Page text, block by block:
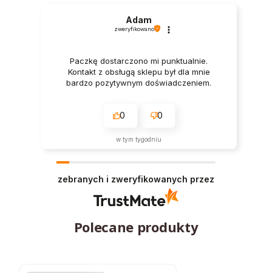
Adam
zweryfikowano
Paczkę dostarczono mi punktualnie.
Kontakt z obsługą sklepu był dla mnie
bardzo pozytywnym doświadczeniem.
0 0
w tym tygodniu
zebranych i zweryfikowanych przez
Polecane produkty